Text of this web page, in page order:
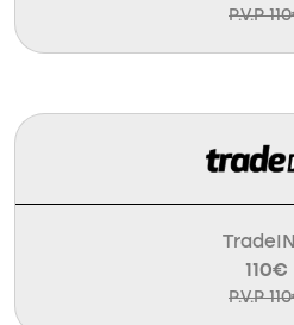
P.V.P
110€
P.V.P